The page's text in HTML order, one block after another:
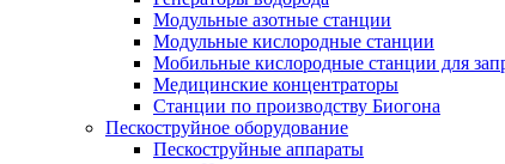
Модульные азотные станции
Модульные кислородные станции
Мобильные кислородные станции для
Медицинские концентраторы
Станции по производству Биогона
Пескоструйное оборудование
Пескоструйные аппараты